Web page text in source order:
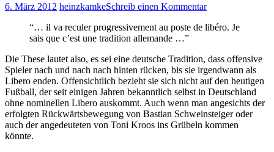
6. März 2012 heinzkamkeSchreib einen Kommentar
“… il va reculer progressivement au poste de libéro. Je
sais que c’est une tradition allemande …”
Die These lautet also, es sei eine deutsche Tradition, dass offensive
Spieler nach und nach nach hinten rücken, bis sie irgendwann als
Libero enden. Offensichtlich bezieht sie sich nicht auf den heutigen
Fußball, der seit einigen Jahren bekanntlich selbst in Deutschland
ohne nominellen Libero auskommt. Auch wenn man angesichts der
erfolgten Rückwärtsbewegung von Bastian Schweinsteiger oder
auch der angedeuteten von Toni Kroos ins Grübeln kommen
könnte.